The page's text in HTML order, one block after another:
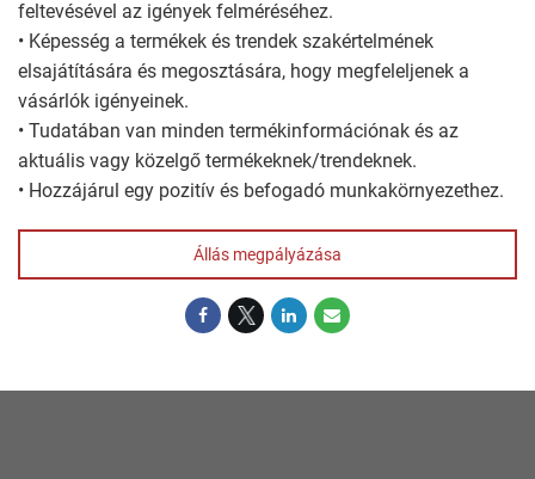
feltevésével az igények felméréséhez.
• Képesség a termékek és trendek szakértelmének
elsajátítására és megosztására, hogy megfeleljenek a
vásárlók igényeinek.
• Tudatában van minden termékinformációnak és az
aktuális vagy közelgő termékeknek/trendeknek.
• Hozzájárul egy pozitív és befogadó munkakörnyezethez.
Állás megpályázása